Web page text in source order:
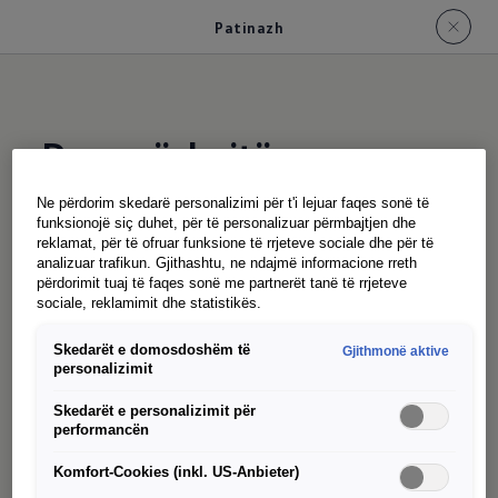
Patinazh
Dera rrëshqitëse
Dera rrëshqitëse Maxi ekstra e gjerë dhe ndihma
opsionale elektrike e mbylljes së derës së
pasme, dyert rrëshqitëse ose dyert rrëshqitëse
përshtatshëm në zonën e ngarkesës.
Ne përdorim skedarë personalizimi për t'i lejuar faqes sonë të
funksionojë siç duhet, për të personalizuar përmbajtjen dhe
reklamat, për të ofruar funksione të rrjeteve sociale dhe për të
analizuar trafikun. Gjithashtu, ne ndajmë informacione rreth
përdorimit tuaj të faqes sonë me partnerët tanë të rrjeteve
sociale, reklamimit dhe statistikës.
Skedarët e domosdoshëm të
personalizimit
Gjithmonë aktive
Skedarët e personalizimit për
performancën
Komfort-Cookies (inkl. US-Anbieter)